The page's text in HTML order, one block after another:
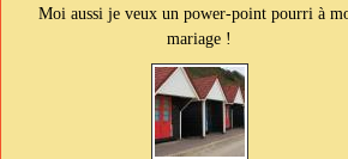
Moi aussi je veux un power-point pourri à
mariage !